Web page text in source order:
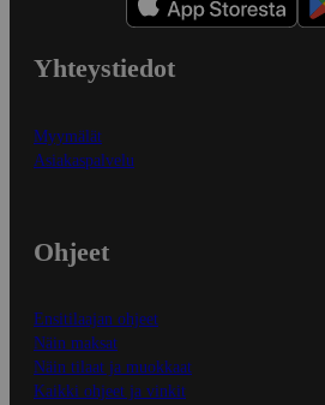
Yhteystiedot
Myymälät
Asiakaspalvelu
Ohjeet
Ensitilaajan ohjeet
Näin maksat
Näin tilaat ja muokkaat
Kaikki ohjeet ja vinkit